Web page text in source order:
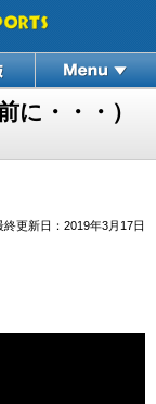
に・・・）
更新日：2019年3月17日